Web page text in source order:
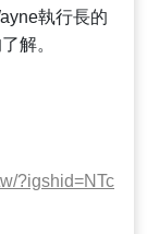
執行長的
解。
?igshid=NTc